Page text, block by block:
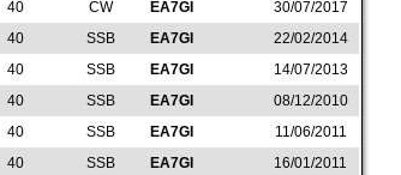
40 CW EA7GI
30/07/2017
40 SSB EA7GI
22/02/2014
40 SSB EA7GI
14/07/2013
40 SSB EA7GI
08/12/2010
40 SSB EA7GI
11/06/2011
40 SSB EA7GI
16/01/2011